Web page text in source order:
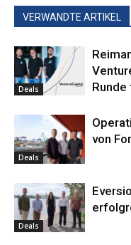
VERWANDTE ARTIKEL
Deals
Deals
von
Deals